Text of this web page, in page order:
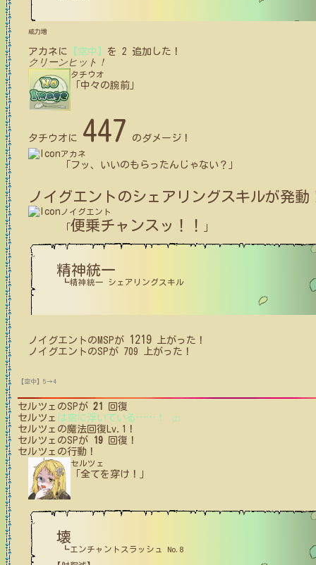
威力増
アカネ に 【空中】 を 2 追加した！
クリーンヒット！
タチウオ
「中々の腕前」
タチウオ に 447 のダメージ！
アカネ
「フッ、いいのもらったんじゃない？」
ノイグエント のシェアリングスキルが発動
ノイグエント
便乗チャンスッ！！
精神統一
┗精神統一 シェアリングスキル
ノイグエント の MSPが 1219 上がった！
ノイグエント のSPが 709 上がった！
【空中】5→4
セルツェ のSPが 21
回復
セルツェ は空に浮いている …… ！ (2)
セルツェ の魔法回復Lv.1！
セルツェ のSPが 19 回復！
セルツェ の行動！
セルツェ
「全てを穿け！」
壊
┗エンチャントスラッシュ No.8